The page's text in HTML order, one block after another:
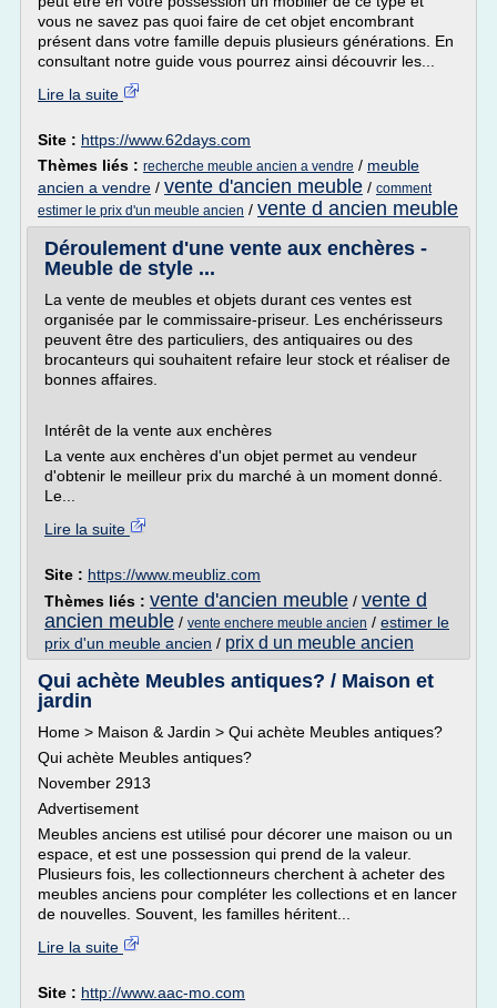
vous ne savez pas quoi faire de cet objet encombrant
présent dans votre famille depuis plusieurs générations. En
consultant notre guide vous pourrez ainsi découvrir les...
Lire la suite
Site : https://www.62days.com
Thèmes liés : recherche meuble ancien a vendre / meuble
ancien a vendre / vente d'ancien meuble / comment
estimer le prix d'un meuble ancien / vente d ancien meuble
Déroulement d'une vente aux enchères -
Meuble de style ...
La vente de meubles et objets durant ces ventes est
organisée par le commissaire-priseur. Les enchérisseurs
peuvent être des particuliers, des antiquaires ou des
brocanteurs qui souhaitent refaire leur stock et réaliser de
bonnes affaires.
Intérêt de la vente aux enchères
La vente aux enchères d'un objet permet au vendeur
d'obtenir le meilleur prix du marché à un moment donné.
Le...
Lire la suite
Site : https://www.meubliz.com
Thèmes liés : vente d'ancien meuble / vente d
ancien meuble / vente enchere meuble ancien / estimer le
prix d'un meuble ancien / prix d un meuble ancien
Qui achète Meubles antiques? / Maison et
jardin
Home > Maison & Jardin > Qui achète Meubles antiques?
Qui achète Meubles antiques?
November 2913
Advertisement
Meubles anciens est utilisé pour décorer une maison ou un
espace, et est une possession qui prend de la valeur.
Plusieurs fois, les collectionneurs cherchent à acheter des
meubles anciens pour compléter les collections et en lancer
de nouvelles. Souvent, les familles héritent...
Lire la suite
Site : http://www.aac-mo.com